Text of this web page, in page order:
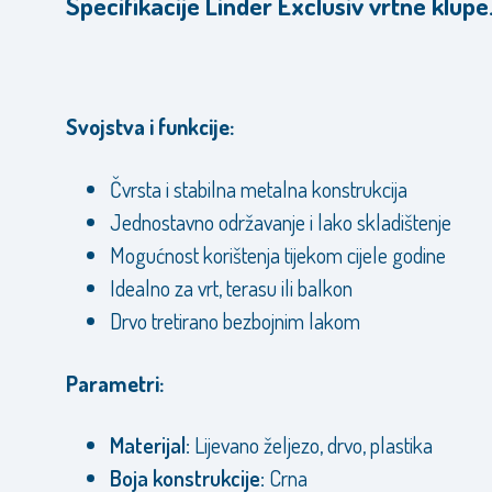
Svojstva i funkcije:
Čvrsta i stabilna metalna konstrukcija
Jednostavno održavanje i lako skladištenje
Mogućnost korištenja tijekom cijele godine
Idealno za vrt, terasu ili balkon
Drvo tretirano bezbojnim lakom
Parametri:
Materijal: Lijevano željezo, drvo, plastika
Boja konstrukcije: Crna